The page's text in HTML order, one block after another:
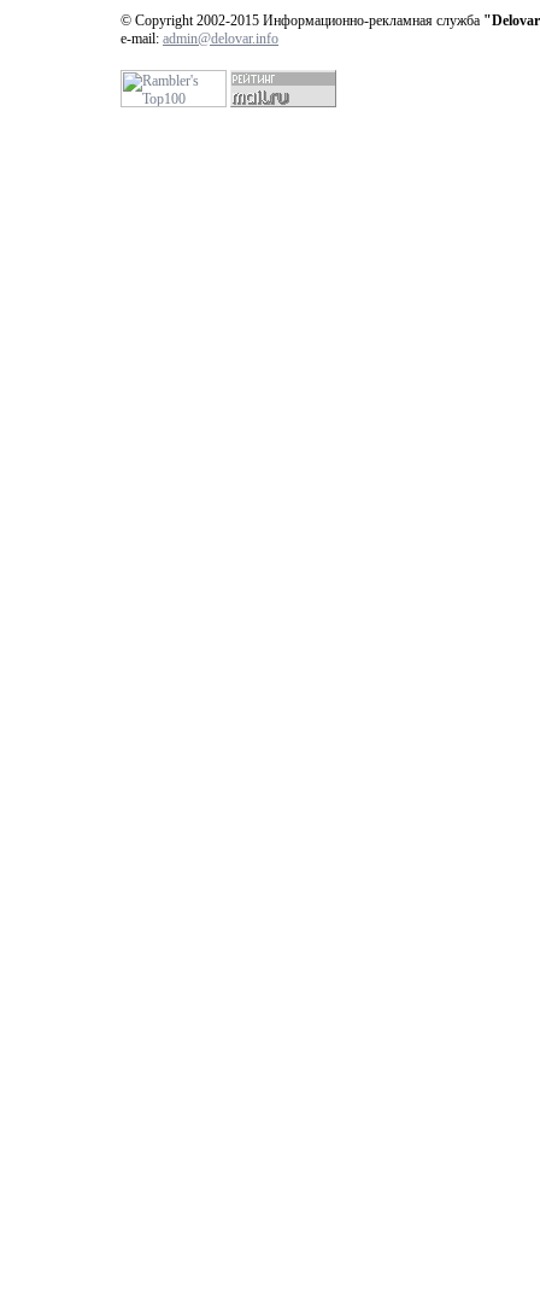
© Copyright 2002-2015 Информационно-рекламная служба
e-mail: admin@delovar.info